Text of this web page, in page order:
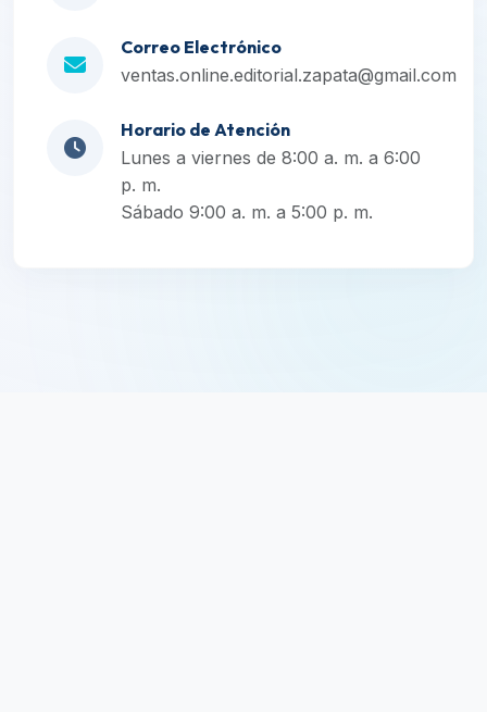
Correo Electrónico
ventas.online.editorial.zapata@gmail.com
Horario de Atención
Lunes a viernes de 8:00 a. m. a 6:00
p. m.
Sábado 9:00 a. m. a 5:00 p. m.